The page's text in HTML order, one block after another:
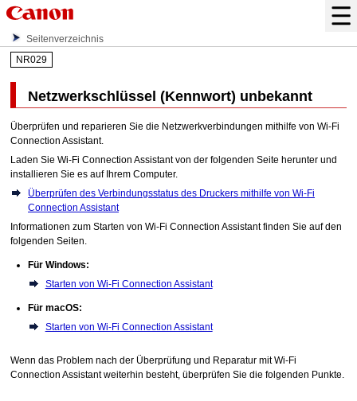
Seitenverzeichnis
NR029
Netzwerkschlüssel (Kennwort) unbekannt
Überprüfen und reparieren Sie die Netzwerkverbindungen mithilfe vonWi-Fi
Connection Assistant.
Laden SieWi-Fi Connection Assistantvon der folgenden Seite herunter und
installieren Sie es auf Ihrem Computer.
Überprüfen des Verbindungsstatus des Druckers mithilfe von Wi-Fi
Connection Assistant
Informationen zum Starten vonWi-Fi Connection Assistantfinden Sie auf den
folgenden Seiten.
FürWindows:
Starten von Wi-Fi Connection Assistant
FürmacOS:
Starten von Wi-Fi Connection Assistant
Wenn das Problem nach der Überprüfung und Reparatur mitWi-Fi
Connection Assistantweiterhin besteht, überprüfen Sie die folgenden Punkte.